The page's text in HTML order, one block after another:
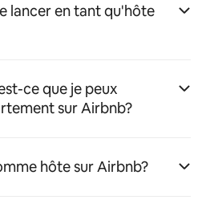
lancer en tant qu'hôte
ce que je peux
sur Airbnb?
hôte sur Airbnb?